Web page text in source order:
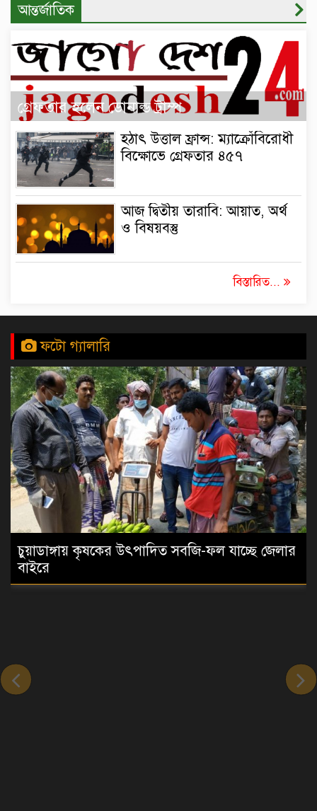
আন্তর্জাতিক
গ্রেফতার হলেন ডোনাল্ড ট্রাম্প
হঠাৎ উত্তাল ফ্রান্স: ম্যাক্রোঁবিরোধী
বিক্ষোভে গ্রেফতার ৪৫৭
আজ দ্বিতীয় তারাবি: আয়াত, অর্থ
ও বিষয়বস্তু
বিস্তারিত...
ফটো গ্যালারি
চুয়াডাঙ্গায় কৃষকের উৎপাদিত সবজি-ফল যাচ্ছে জেলার
বাইরে